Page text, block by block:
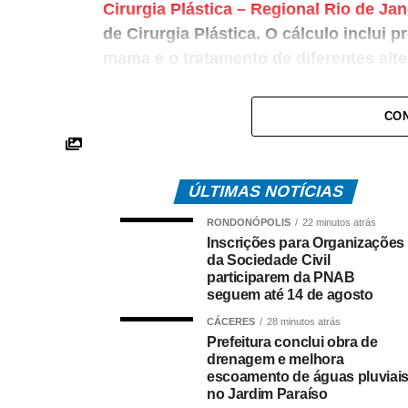
Cirurgia Plástica – Regional Rio de
de Cirurgia Plástica. O cálculo inclui
O levantamento mostra que, em dez
mamárias. Os estados com maior
Minas Gerais – 9.836;
Rio de Janeiro – 9.115;
Rio Grande do Sul – 6 mil;
Bahia – 5.731.
Do total de registros analisados,
não estética, responsável por 82,3%
O grupo inclui cirurgias com indicação
ÚLTIMAS NOTÍCIAS
RONDONÓPOLIS 22 minutos atrás
Inscrições para Organizações
da Sociedade Civil
participarem da PNAB
seguem até 14 de agosto
CÁCERES 28 minutos atrás
Prefeitura conclui obra de
drenagem e melhora
escoamento de águas pluviais
no Jardim Paraíso